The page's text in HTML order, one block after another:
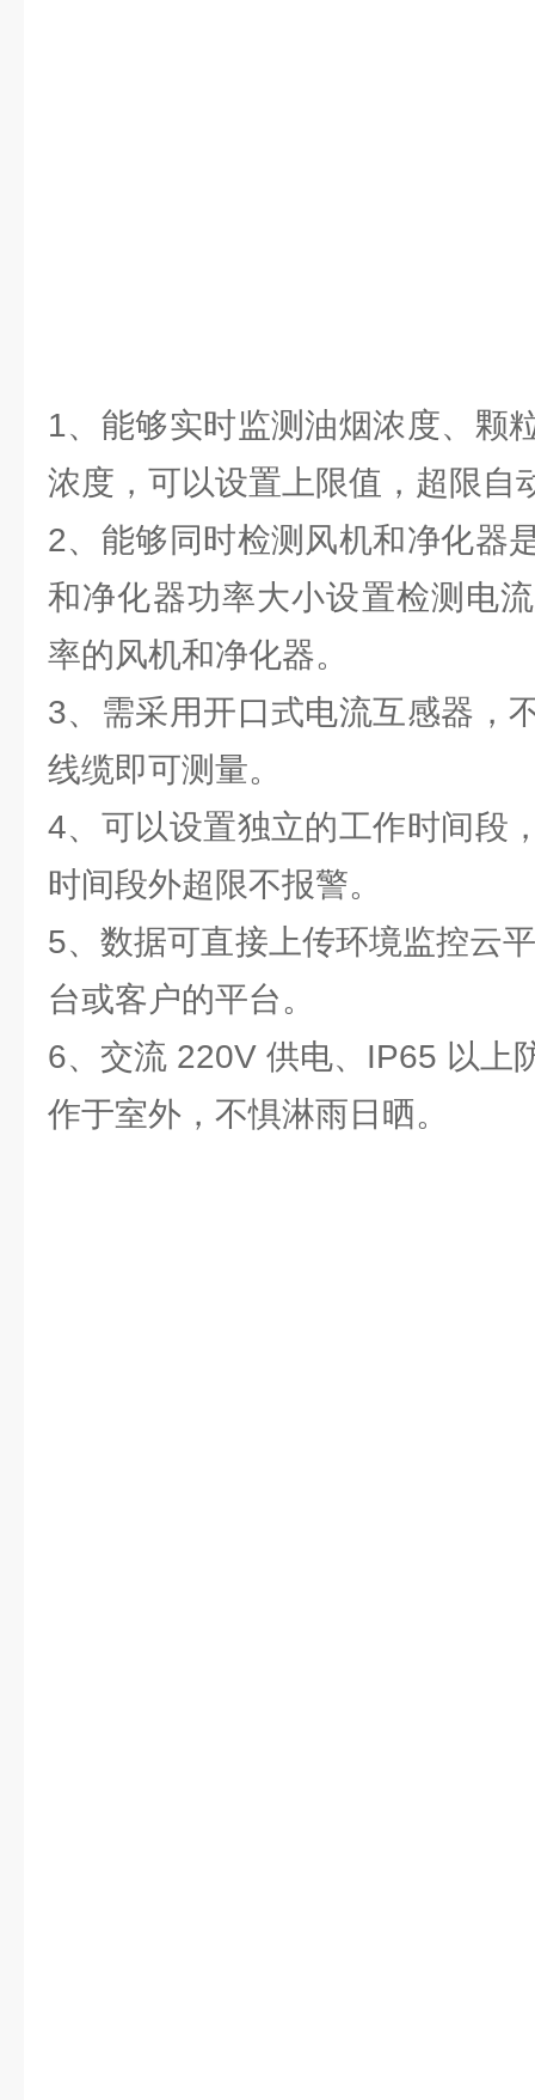
1、能够实时监测油烟浓度、颗
浓度，可以设置上限值，超限自
2、能够同时检测风机和净化器
和净化器功率大小设置检测电
率的风机和净化器。
3、需采用开口式电流互感器，
线缆即可测量。
4、可以设置独立的工作时间段
时间段外超限不报警。
5、数据可直接上传环境监控云
台或客户的平台。
6、交流 220V 供电、IP65 以上
作于室外，不惧淋雨日晒。